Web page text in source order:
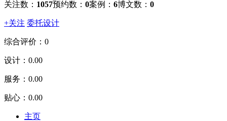
关注数： 1057预约数： 0案例： 6博文数： 0
+关注 委托设计
综合评价：0
设计： 0.00
服务： 0.00
贴心： 0.00
主页